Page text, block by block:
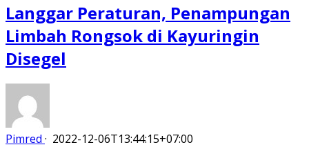
Langgar Peraturan, Penampungan
Limbah Rongsok di Kayuringin
Disegel
Pimred · 2022-12-06T13:44:15+07:00